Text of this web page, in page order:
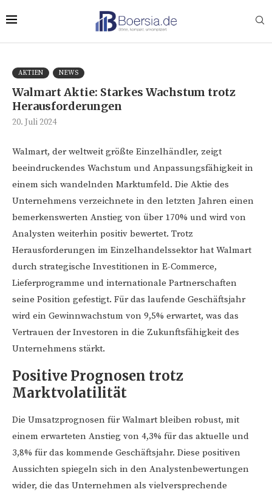
AKTIEN NEWS
Walmart Aktie: Starkes Wachstum trotz
Herausforderungen
20. Juli 2024
Walmart, der weltweit größte Einzelhändler, zeigt
beeindruckendes Wachstum und Anpassungsfähigkeit in
einem sich wandelnden Marktumfeld. Die Aktie des
Unternehmens verzeichnete in den letzten Jahren einen
bemerkenswerten Anstieg von über 170% und wird von
Analysten weiterhin positiv bewertet. Trotz
Herausforderungen im Einzelhandelssektor hat Walmart
durch strategische Investitionen in E-Commerce,
Lieferprogramme und internationale Partnerschaften
seine Position gefestigt. Für das laufende Geschäftsjahr
wird ein Gewinnwachstum von 9,5% erwartet, was das
Vertrauen der Investoren in die Zukunftsfähigkeit des
Unternehmens stärkt.
Positive Prognosen trotz
Marktvolatilität
Die Umsatzprognosen für Walmart bleiben robust, mit
einem erwarteten Anstieg von 4,3% für das aktuelle und
3,8% für das kommende Geschäftsjahr. Diese positiven
Aussichten spiegeln sich in den Analystenbewertungen
wider, die das Unternehmen als vielversprechende